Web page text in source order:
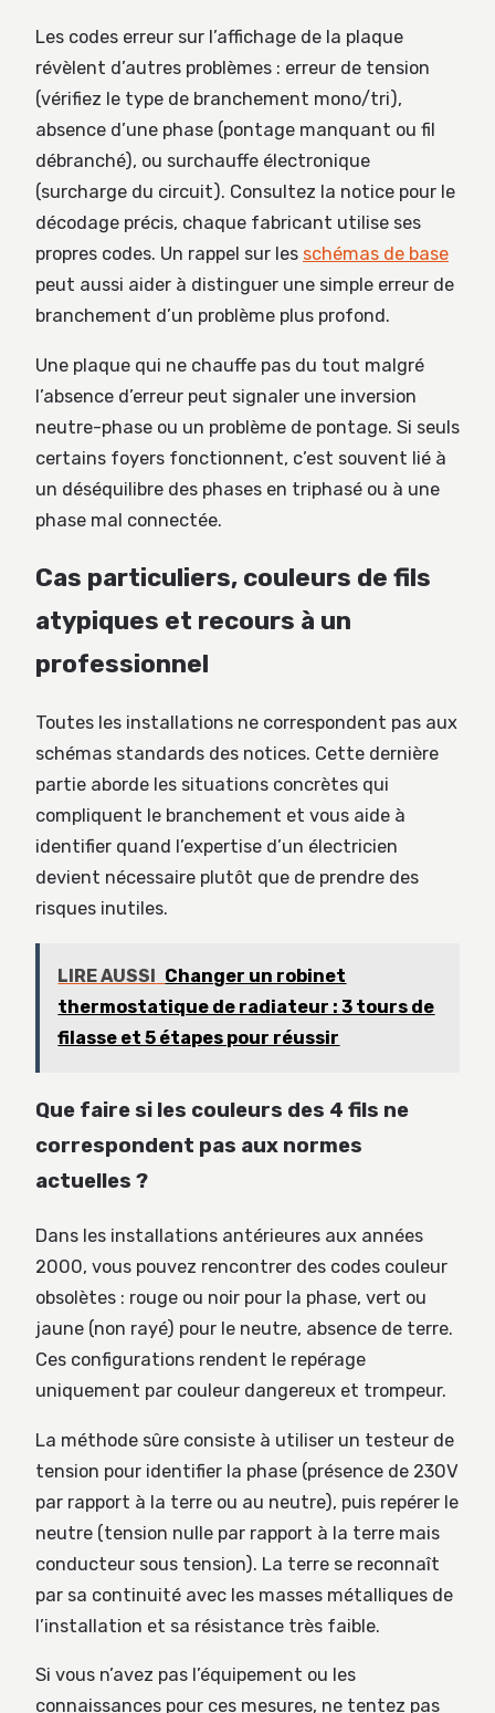
Les codes erreur sur l’affichage de la plaque
révèlent d’autres problèmes : erreur de tension
(vérifiez le type de branchement mono/tri),
absence d’une phase (pontage manquant ou fil
débranché), ou surchauffe électronique
(surcharge du circuit). Consultez la notice pour le
décodage précis, chaque fabricant utilise ses
propres codes. Un rappel sur les schémas de base
peut aussi aider à distinguer une simple erreur de
branchement d’un problème plus profond.
Une plaque qui ne chauffe pas du tout malgré
l’absence d’erreur peut signaler une inversion
neutre-phase ou un problème de pontage. Si seuls
certains foyers fonctionnent, c’est souvent lié à
un déséquilibre des phases en triphasé ou à une
phase mal connectée.
Cas particuliers, couleurs de fils
atypiques et recours à un
professionnel
Toutes les installations ne correspondent pas aux
schémas standards des notices. Cette dernière
partie aborde les situations concrètes qui
compliquent le branchement et vous aide à
identifier quand l’expertise d’un électricien
devient nécessaire plutôt que de prendre des
risques inutiles.
LIRE AUSSI
Changer un robinet
thermostatique de radiateur : 3 tours de
filasse et 5 étapes pour réussir
Que faire si les couleurs des 4 fils ne
correspondent pas aux normes
actuelles ?
Dans les installations antérieures aux années
2000, vous pouvez rencontrer des codes couleur
obsolètes : rouge ou noir pour la phase, vert ou
jaune (non rayé) pour le neutre, absence de terre.
Ces configurations rendent le repérage
uniquement par couleur dangereux et trompeur.
La méthode sûre consiste à utiliser un testeur de
tension pour identifier la phase (présence de 230V
par rapport à la terre ou au neutre), puis repérer le
neutre (tension nulle par rapport à la terre mais
conducteur sous tension). La terre se reconnaît
par sa continuité avec les masses métalliques de
l’installation et sa résistance très faible.
Si vous n’avez pas l’équipement ou les
connaissances pour ces mesures, ne tentez pas